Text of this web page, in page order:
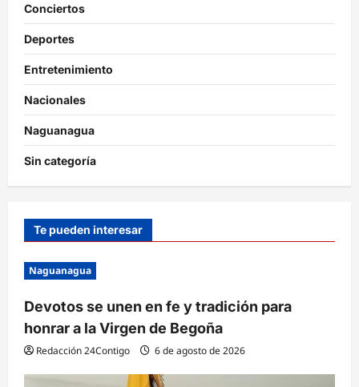
Conciertos
Deportes
Entretenimiento
Nacionales
Naguanagua
Sin categoría
Te pueden interesar
Naguanagua
Devotos se unen en fe y tradición para
honrar a la Virgen de Begoña
Redacción 24Contigo 6 de agosto de 2026